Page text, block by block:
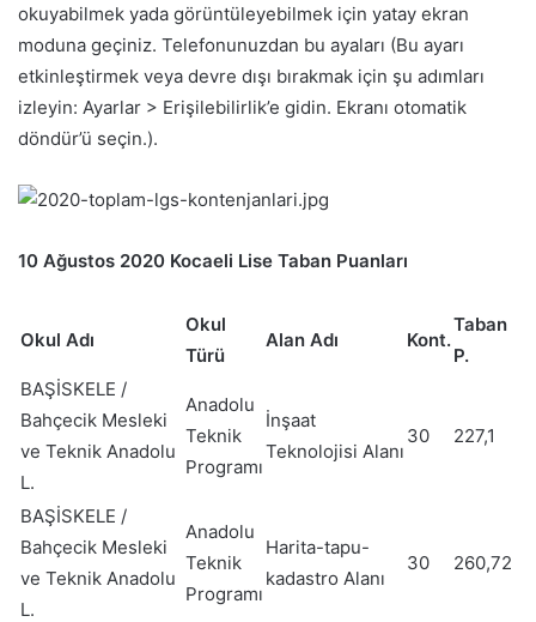
okuyabilmek yada görüntüleyebilmek için yatay ekran
moduna geçiniz. Telefonunuzdan bu ayaları (Bu ayarı
etkinleştirmek veya devre dışı bırakmak için şu adımları
izleyin: Ayarlar > Erişilebilirlik’e gidin. Ekranı otomatik
döndür’ü seçin.).
10 Ağustos 2020 Kocaeli Lise Taban Puanları
Okul Adı
Okul
Türü
Alan Adı Kont.
Taban
P.
BAŞİSKELE /
Bahçecik Mesleki
ve Teknik Anadolu
L.
Anadolu
Teknik
Programı
İnşaat
Teknolojisi Alanı
30 227,1
BAŞİSKELE /
Bahçecik Mesleki
ve Teknik Anadolu
L.
Anadolu
Teknik
Programı
Harita-tapu-
kadastro Alanı
30 260,72